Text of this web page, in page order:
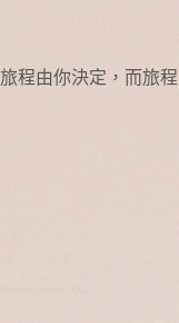
程由你決定，而旅